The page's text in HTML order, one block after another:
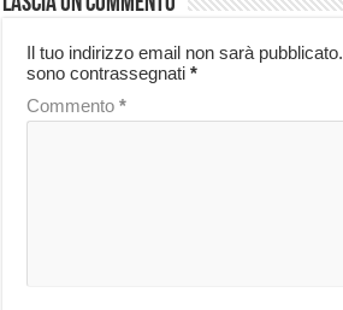
Il tuo indirizzo email non sarà pubblicato.
sono contrassegnati*
Commento*